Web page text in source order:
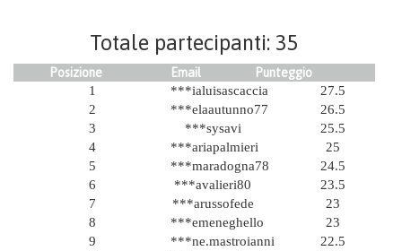
Totale partecipanti: 35
Posizione Email
Punteggio
1
***ialuisascaccia
27.5
2
***elaautunno77
26.5
3
***sysavi
25.5
4
***ariapalmieri
25
5
***maradogna78
24.5
6
***avalieri80
23.5
7
***arussofede
23
8
***emeneghello
23
9
***ne.mastroianni
22.5